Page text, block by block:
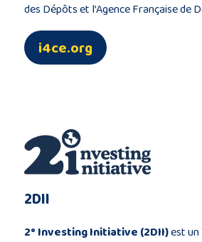
des Dépôts et l’Agence Française de
i4ce.org
2DII
2° Investing Initiative (2DII)est un